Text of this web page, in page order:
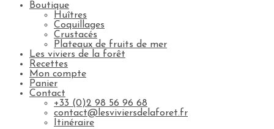
Boutique
Huîtres
Coquillages
Crustacés
Plateaux de fruits de mer
Les viviers de la forêt
Recettes
Mon compte
Panier
Contact
+33 (0)2 98 56 96 68
contact@lesviviersdelaforet.fr
Itinéraire